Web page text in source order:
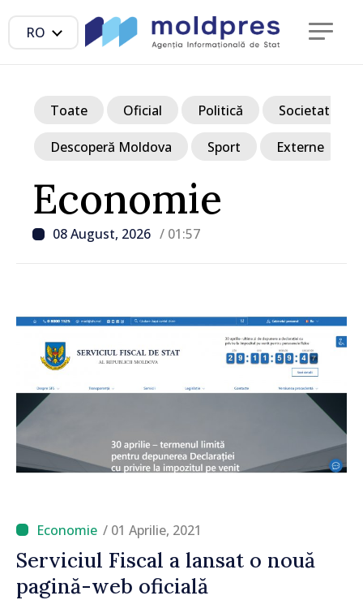
RO
Economie
08 August, 2026 / 01:57
Toate Oficial Politică Societate
Descoperă Moldova Sport Externe
/ 01 Aprilie, 2021
Serviciul Fiscal a lansat o nouă
pagină-web oficială